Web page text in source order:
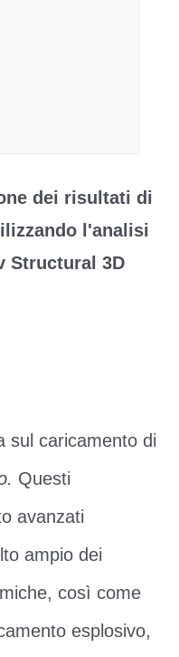
dei risultati di
l'analisi
Structural 3D
sul caricamento di
Questi
avanzati
ampio dei
così come
esplosivo,